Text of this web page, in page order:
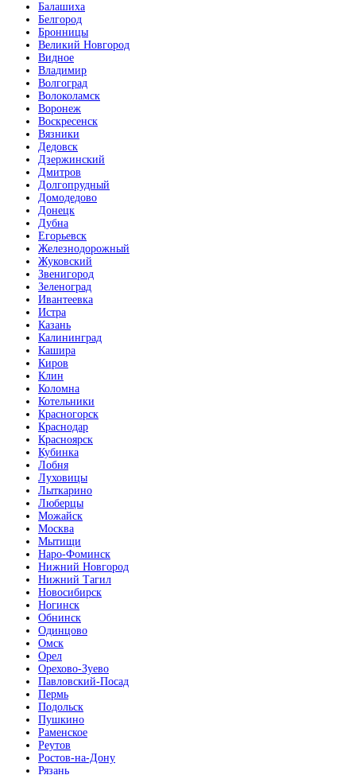
Балашиха
Белгород
Бронницы
Великий Новгород
Видное
Владимир
Волгоград
Волоколамск
Воронеж
Воскресенск
Вязники
Дедовск
Дзержинский
Дмитров
Долгопрудный
Домодедово
Донецк
Дубна
Егорьевск
Железнодорожный
Жуковский
Звенигород
Зеленоград
Ивантеевка
Истра
Казань
Калининград
Кашира
Киров
Клин
Коломна
Котельники
Красногорск
Краснодар
Красноярск
Кубинка
Лобня
Луховицы
Лыткарино
Люберцы
Можайск
Москва
Мытищи
Наро-Фоминск
Нижний Новгород
Нижний Тагил
Новосибирск
Ногинск
Обнинск
Одинцово
Омск
Орел
Орехово-Зуево
Павловский-Посад
Пермь
Подольск
Пушкино
Раменское
Реутов
Ростов-на-Дону
Рязань